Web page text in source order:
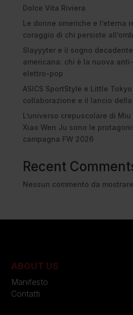
Dolce Vita Riviera
Le donne omeriche e l’eterna
coraggio di chi persiste
Slayyyter e il sogno
americana: chi è la nuova
elettro-pop
ASICS SportStyle e Little
collaborazione e il lancio
L’universo crepuscolare di
Xiao Wen Ju sono le
campagna FW 2026
Recent
Nessun commento da
ABOUT US
Manifesto
Contatti